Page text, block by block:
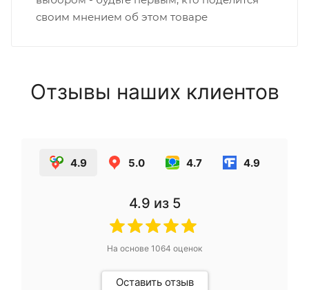
своим мнением об этом товаре
Отзывы наших клиентов
4.9 5.0 4.7 4.9
4.9 из 5
На основе 1064 оценок
Оставить отзыв